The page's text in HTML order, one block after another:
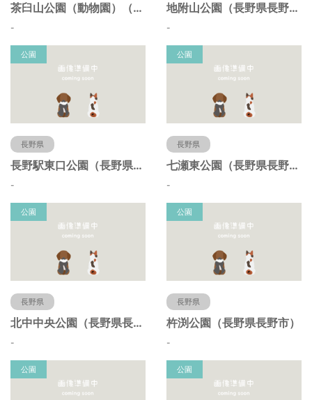
茶臼山公園（動物園）（長野県長野市）
-
地附山公園（長野県長野市）
-
公園
長野県
長野駅東口公園（長野県長野市）
-
公園
長野県
七瀬東公園（長野県長野市）
-
公園
長野県
北中中央公園（長野県長野市）
-
公園
長野県
杵渕公園（長野県長野市）
-
公園 公園